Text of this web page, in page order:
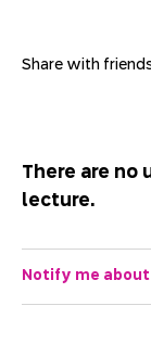
Share with
There are no
lecture.
Notify me